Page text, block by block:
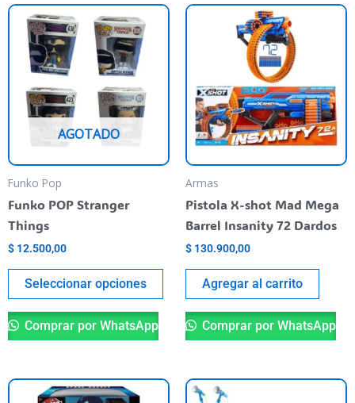
AGOTADO
Funko Pop
Funko POP Stranger
Things
$ 12.500,00
Seleccionar opciones
Este
variantes.
opciones
se
pueden
elegir
producto
Comprar por WhatsApp
Armas
Pistola X-shot Mad Mega
Barrel Insanity 72 Dardos
$ 130.900,00
Agregar al carrito
Comprar por WhatsApp